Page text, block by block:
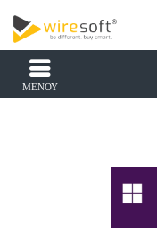
ΜΕΝΟΎ